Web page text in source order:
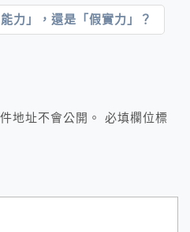
力」，還是「假實力」？
地址不會公開。
必填欄位標